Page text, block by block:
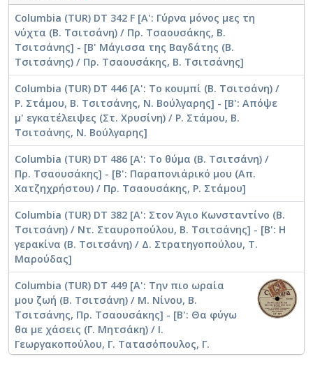
Columbia (TUR) DT 342 F [Α': Γύρνα μόνος μες τη
νύχτα (Β. Τσιτσάνη) / Πρ. Τσαουσάκης, Β.
Τσιτσάνης] - [Β' Μάγισσα της Βαγδάτης (Β.
Τσιτσάνης) / Πρ. Τσαουσάκης, Β. Τσιτσάνης]
Columbia (TUR) DT 446 [A': Το κουμπί (Β. Τσιτσάνη) /
Ρ. Στάμου, Β. Τσιτσάνης, Ν. Βούλγαρης] - [Β': Απόψε
μ' εγκατέλειψες (Στ. Χρυσίνη) / Ρ. Στάμου, Β.
Τσιτσάνης, Ν. Βούλγαρης]
Columbia (TUR) DT 486 [Α': Το θύμα (Β. Τσιτσάνη) /
Πρ. Τσαουσάκης] - [Β': Παραπονιάρικό μου (Απ.
Χατζηχρήστου) / Πρ. Τσαουσάκης, Ρ. Στάμου]
Columbia (TUR) DT 382 [A': Στον Άγιο Κωνσταντίνο (Β.
Τσιτσάνη) / Ντ. Σταυροπούλου, Β. Τσιτσάνης] - [Β': Η
γερακίνα (Β. Τσιτσάνη) / Δ. Στρατηγοπούλου, Τ.
Μαρούδας]
Columbia (TUR) DT 449 [Α': Την πιο ωραία
μου ζωή (Β. Τσιτσάνη) / Μ. Νίνου, Β.
Τσιτσάνης, Πρ. Τσαουσάκης] - [B': Θα φύγω
θα με χάσεις (Γ. Μητσάκη) / Ι.
Γεωργακοπούλου, Γ. Τατασόπουλος, Γ.
Μητσάκης]